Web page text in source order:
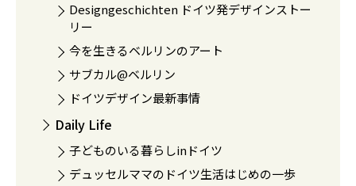
Designgeschichten ドイツ発デザインストー
リー
今を生きるベルリンのアート
サブカル@ベルリン
ドイツデザイン最新事情
Daily Life
子どものいる暮らしinドイツ
デュッセルママのドイツ生活はじめの一歩